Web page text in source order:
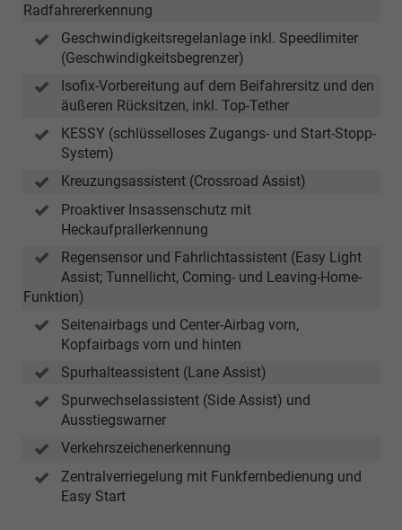
Radfahrererkennung
Geschwindigkeitsregelanlage inkl. Speedlimiter
(Geschwindigkeitsbegrenzer)
Isofix-Vorbereitung auf dem Beifahrersitz und den
äußeren Rücksitzen, inkl. Top-Tether
KESSY (schlüsselloses Zugangs- und Start-Stopp-
System)
Kreuzungsassistent (Crossroad Assist)
Proaktiver Insassenschutz mit
Heckaufprallerkennung
Regensensor und Fahrlichtassistent (Easy Light
Assist; Tunnellicht, Coming- und Leaving-Home-
Funktion)
Seitenairbags und Center-Airbag vorn,
Kopfairbags vorn und hinten
Spurhalteassistent (Lane Assist)
Spurwechselassistent (Side Assist) und
Ausstiegswarner
Verkehrszeichenerkennung
Zentralverriegelung mit Funkfernbedienung und
Easy Start